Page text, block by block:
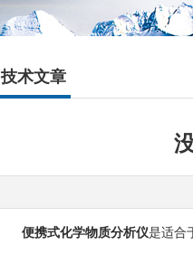
技术文章
便携式化学物质分析仪是适合